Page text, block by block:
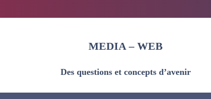
MEDIA – WEB
Des questions et concepts d’avenir